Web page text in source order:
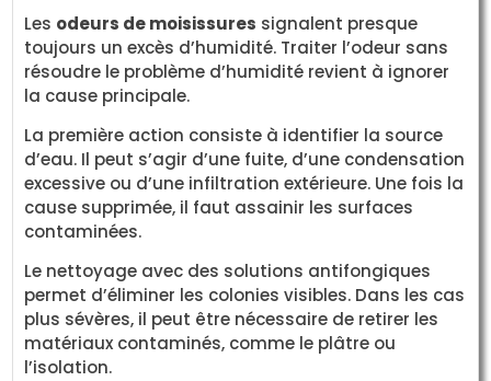
Les odeurs de moisissures signalent presque
toujours un excès d’humidité. Traiter l’odeur sans
résoudre le problème d’humidité revient à ignorer
la cause principale.
La première action consiste à identifier la source
d’eau. Il peut s’agir d’une fuite, d’une condensation
excessive ou d’une infiltration extérieure. Une fois la
cause supprimée, il faut assainir les surfaces
contaminées.
Le nettoyage avec des solutions antifongiques
permet d’éliminer les colonies visibles. Dans les cas
plus sévères, il peut être nécessaire de retirer les
matériaux contaminés, comme le plâtre ou
l’isolation.